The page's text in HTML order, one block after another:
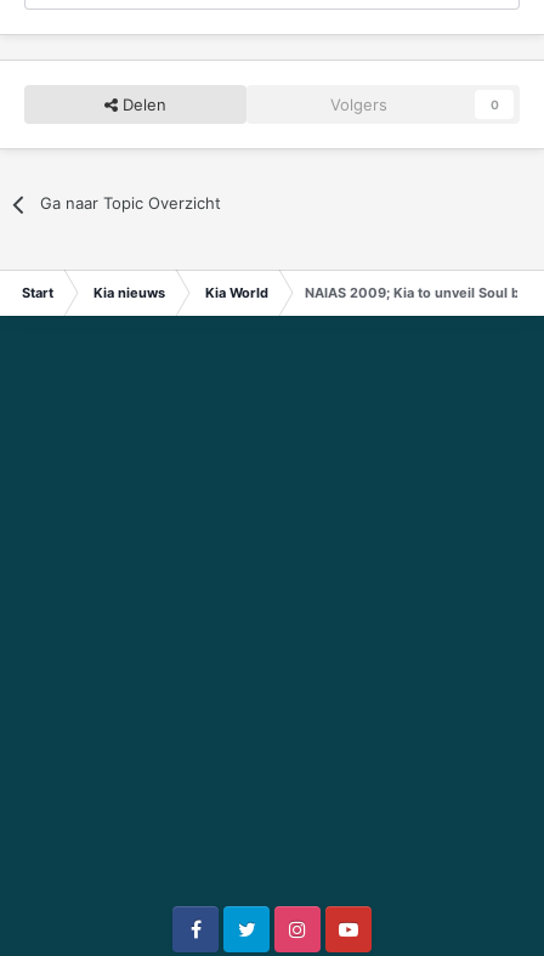
Delen Volgers 0
Ga naar Topic Overzicht
Start Kia nieuws Kia World NAIAS 2009; Kia to unveil Soul